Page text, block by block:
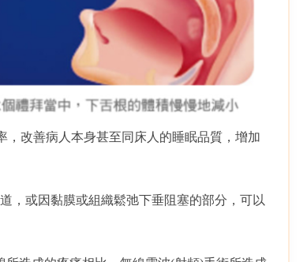
改善病人本身甚至同床人的睡眠品質，增加
，或因黏膜或組織鬆弛下垂阻塞的部分，可以